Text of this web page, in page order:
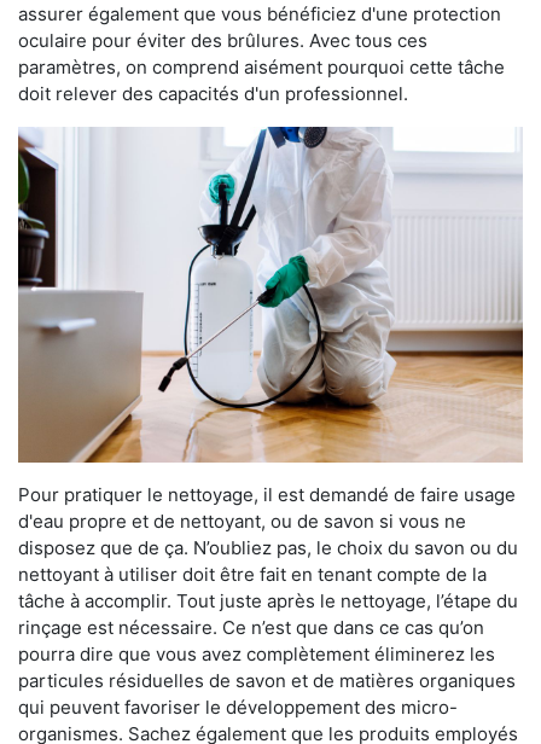
assurer également que vous bénéficiez d'une protection
oculaire pour éviter des brûlures. Avec tous ces
paramètres, on comprend aisément pourquoi cette tâche
doit relever des capacités d'un professionnel.
Pour pratiquer le nettoyage, il est demandé de faire usage
d'eau propre et de nettoyant, ou de savon si vous ne
disposez que de ça. N’oubliez pas, le choix du savon ou du
nettoyant à utiliser doit être fait en tenant compte de la
tâche à accomplir. Tout juste après le nettoyage, l’étape du
rinçage est nécessaire. Ce n’est que dans ce cas qu’on
pourra dire que vous avez complètement éliminerez les
particules résiduelles de savon et de matières organiques
qui peuvent favoriser le développement des micro-
organismes. Sachez également que les produits employés